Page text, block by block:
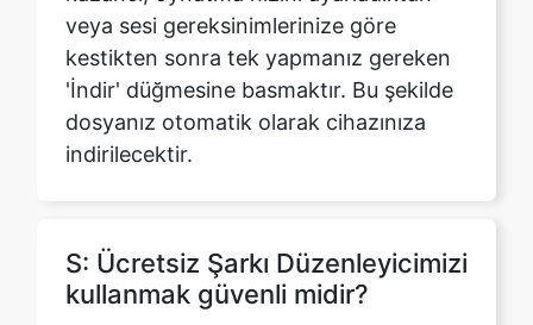
dosyanız otomatik olarak cihazınıza
indirilecektir.
S: Ücretsiz Şarkı Düzenleyicimizi
C: Ücretsiz çevrimiçi Şarkı
Düzenleyicimiz, en güvenli ve en güvenli
ücretsiz çevrimiçi araçlardan biridir.